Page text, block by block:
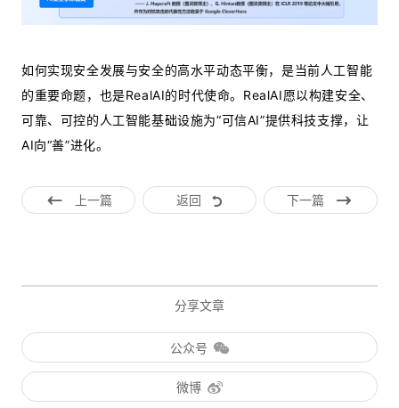
如何实现安全发展与安全的高水平动态平衡，是当前人工智能
的重要命题，也是RealAI的时代使命。RealAI愿以构建安全、
可靠、可控的人工智能基础设施为“可信AI”提供科技支撑，让
AI向“善”进化。
上一篇 返回 下一篇
分享文章
公众号
微博